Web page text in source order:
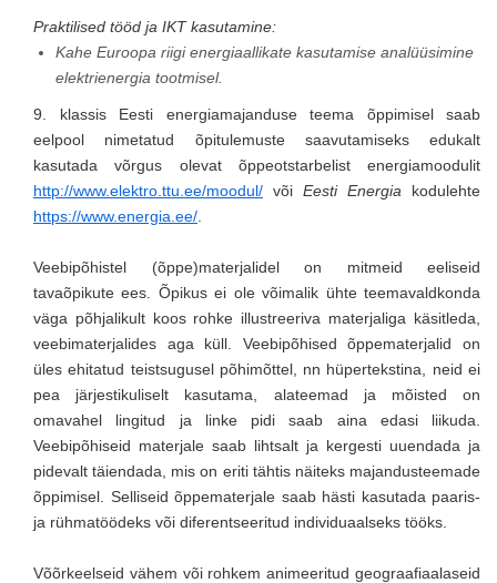
Praktilised tööd ja IKT kasutamine:
Kahe Euroopa riigi energiaallikate kasutamise analüüsimine
elektrienergia tootmisel.
9. klassis Eesti energiamajanduse teema õppimisel saab
eelpool nimetatud õpitulemuste saavutamiseks edukalt
kasutada võrgus olevat õppeotstarbelist energiamoodulit
http://www.elektro.ttu.ee/moodul/ või Eesti Energia kodulehte
https://www.energia.ee/
Veebipõhistel (õppe)materjalidel on mitmeid eeliseid
tavaõpikute ees. Õpikus ei ole võimalik ühte teemavaldkonda
väga põhjalikult koos rohke illustreeriva materjaliga käsitleda,
veebimaterjalides aga küll. Veebipõhised õppematerjalid on
üles ehitatud teistsugusel põhimõttel, nn hüpertekstina, neid ei
pea järjestikuliselt kasutama, alateemad ja mõisted on
omavahel lingitud ja linke pidi saab aina edasi liikuda.
Veebipõhiseid materjale saab lihtsalt ja kergesti uuendada ja
pidevalt täiendada, mis on eriti tähtis näiteks majandusteemade
õppimisel. Selliseid õppematerjale saab hästi kasutada paaris-
ja rühmatöödeks või diferentseeritud individuaalseks tööks.
Võõrkeelseid vähem või rohkem animeeritud geograafiaalaseid